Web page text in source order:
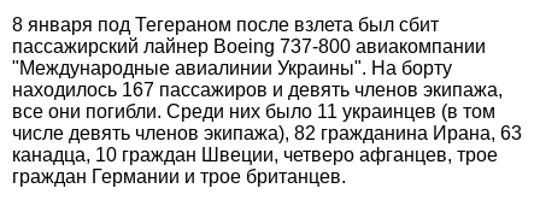
8 января под Тегераном после взлета был сбит
пассажирский лайнер Boeing 737-800 авиакомпании
"Международные авиалинии Украины". На борту
находилось 167 пассажиров и девять членов экипажа,
все они погибли. Среди них было 11 украинцев (в том
числе девять членов экипажа), 82 гражданина Ирана, 63
канадца, 10 граждан Швеции, четверо афганцев, трое
граждан Германии и трое британцев.